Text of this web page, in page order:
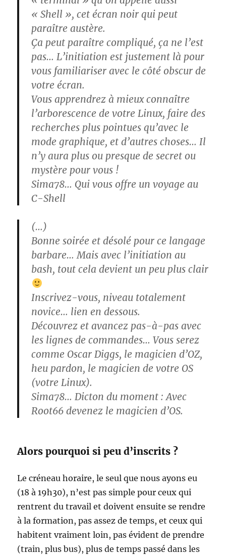
« Shell », cet écran noir qui peut
paraître austère.
Ça peut paraître compliqué, ça ne l’est
pas… L’initiation est justement là pour
vous familiariser avec le côté obscur de
votre écran.
Vous apprendrez à mieux connaître
l’arborescence de votre Linux, faire des
recherches plus pointues qu’avec le
mode graphique, et d’autres choses… Il
n’y aura plus ou presque de secret ou
mystère pour vous !
Sima78… Qui vous offre un voyage au
C-Shell
(…)
Bonne soirée et désolé pour ce langage
barbare… Mais avec l’initiation au
bash, tout cela devient un peu plus clair
Inscrivez-vous, niveau totalement
novice… lien en dessous.
Découvrez et avancez pas-à-pas avec
les lignes de commandes… Vous serez
comme Oscar Diggs, le magicien d’OZ,
heu pardon, le magicien de votre OS
(votre Linux).
Sima78… Dicton du moment : Avec
Root66 devenez le magicien d’OS.
Alors pourquoi si peu d’inscrits ?
Le créneau horaire, le seul que nous ayons eu
(18 à 19h30), n’est pas simple pour ceux qui
rentrent du travail et doivent ensuite se rendre
à la formation, pas assez de temps, et ceux qui
habitent vraiment loin, pas évident de prendre
(train, plus bus), plus de temps passé dans les